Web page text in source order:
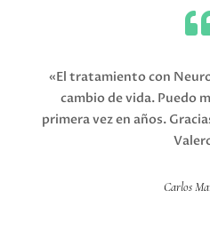
«El tratamiento con
cambio de vida. Puedo
primera vez en años.
Carlos